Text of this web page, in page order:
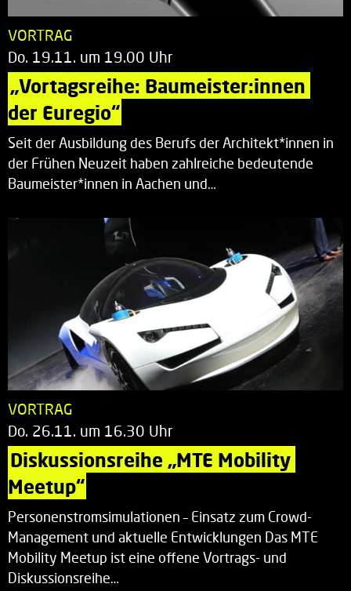
VORTRAG
Do. 19.11. um 19.00 Uhr
„Vortagsreihe: Baumeister:innen
der Euregio“
Seit der Ausbildung des Berufs der Architekt*innen in
der Frühen Neuzeit haben zahlreiche bedeutende
Baumeister*innen in Aachen und…
VORTRAG
Do. 26.11. um 16.30 Uhr
Diskussionsreihe „MTE Mobility
Meetup“
Personenstromsimulationen – Einsatz zum Crowd-
Management und aktuelle Entwicklungen Das MTE
Mobility Meetup ist eine offene Vortrags- und
Diskussionsreihe…